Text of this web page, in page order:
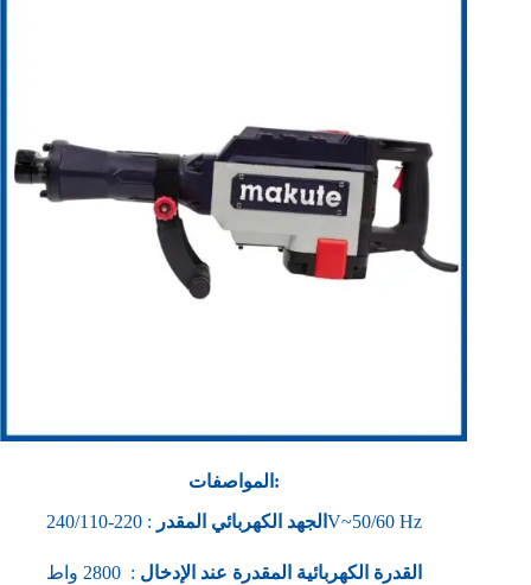
المواصفات:
الجهد الكهربائي المقدر : 220-240/110V~50/60 Hz
القدرة الكهربائية المقدرة عند الإدخال : 2800 واط